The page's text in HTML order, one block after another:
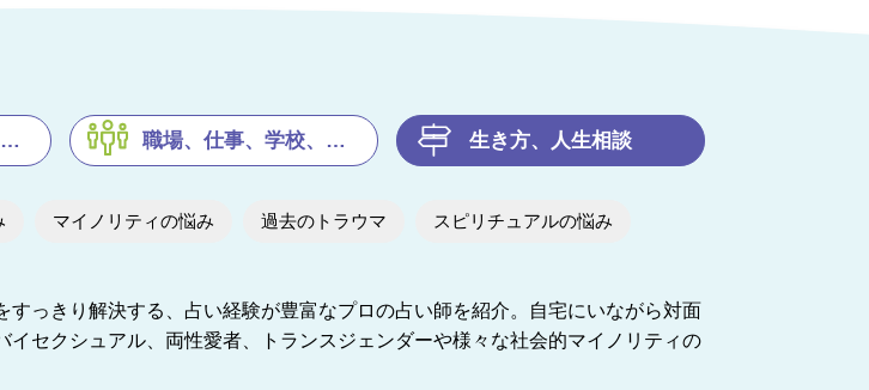
職場、仕事、学校、塾の悩み 生き方、人生相談
マイノリティの悩み 過去のトラウマ スピリチュアルの悩み
っきり解決する、占い経験が豊富なプロの占い師を紹介。自宅にいながら対面
セクシュアル、両性愛者、トランスジェンダーや様々な社会的マイノリティの